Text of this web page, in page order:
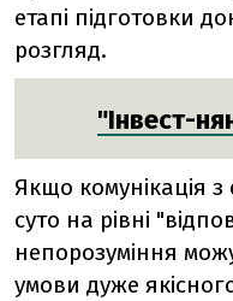
етапі підготовки
розгляд.
"Інвест-
Якщо комунікація
суто на рівні
непорозуміння
умови дуже